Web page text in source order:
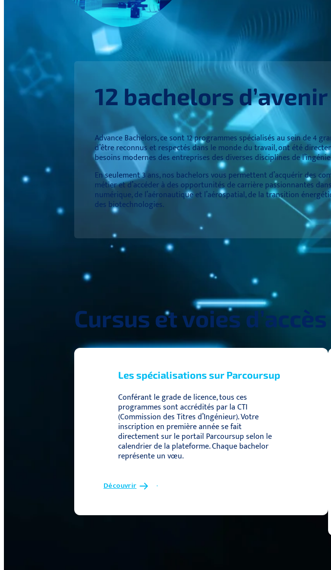
12 bachelors d’avenir
Advance Bachelors, ce sont 12 programmes spécialisés au sein de 4
d’être reconnus et respectés dans le monde du travail, ont été
besoins modernes des entreprises des diverses disciplines de
En seulement 3 ans, nos bachelors vous permettent d’acquérir des
métier et d’accéder à des opportunités de carrière passionnantes
numérique, de l’aéronautique et l’aérospatial, de la transition
des biotechnologies.
Cursus et voies d’accès
Les spécialisations sur Parcoursup
Conférant le grade de licence, tous ces
programmes sont accrédités par la CTI
(Commission des Titres d’Ingénieur). Votre
inscription en première année se fait
directement sur le portail Parcoursup selon le
calendrier de la plateforme. Chaque bachelor
représente un vœu.
Découvrir